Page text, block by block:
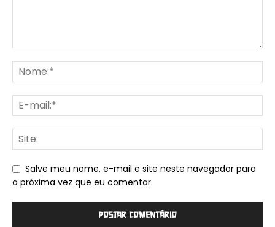
Salve meu nome, e-mail e site neste navegador para
a próxima vez que eu comentar.